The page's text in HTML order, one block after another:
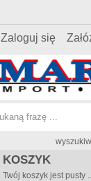
Zaloguj się
KOSZYK
Twój koszyk jest pusty